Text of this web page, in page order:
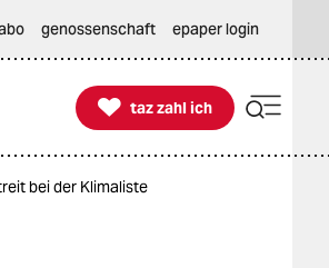
genossenschaft epaper login

taz zahl ich
taz zahl ich
bei der Klimaliste